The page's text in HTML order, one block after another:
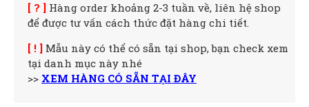
[ ? ] Hàng order khoảng 2-3 tuần về, liên hệ shop
để được tư vấn cách thức đặt hàng chi tiết.
[ ! ] Mẫu này có thể có sẵn tại shop, bạn check xem
tại danh mục này nhé
>> XEM HÀNG CÓ SẴN TẠI ĐÂY